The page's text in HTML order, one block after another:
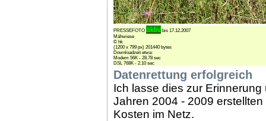
PRESSEFOTO aktiv bis 17.12.2007
Mähwiese
© hk
(1200 x 799 px) 201440 bytes
Downloadzeit etwa:
Modem 56K - 28.78 sec
DSL 768K - 2.10 sec
Datenrettung erfolgreich
Ich lasse dies zur
Jahren 2004 - 2009
Kosten im Netz.